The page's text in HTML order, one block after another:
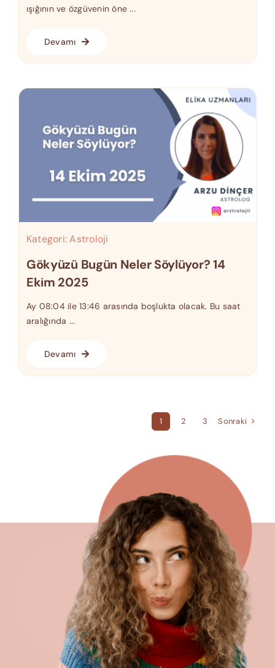
ışığının ve özgüvenin öne ...
Devamı
Kategori:Astroloji
Gökyüzü Bugün Neler Söylüyor? 14
Ekim 2025
Ay 08:04 ile 13:46 arasında boşlukta olacak. Bu saat
aralığında ...
Devamı
1 2 3 Sonraki